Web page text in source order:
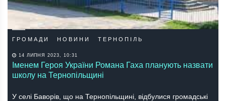
ГРОМАДИ НОВИНИ ТЕРНОПІЛЬ
14 ЛИПНЯ 2023, 10:31
Іменем Героя України Романа Гаха планують назвати
школу на Тернопільщині
У селі Баворів, що на Тернопільщині, відбулися громадські